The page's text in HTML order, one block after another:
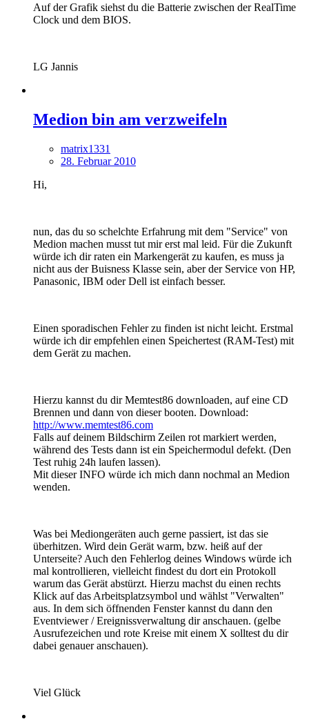
Auf der Grafik siehst du die Batterie zwischen der RealTime
Clock und dem BIOS.
LG Jannis
Medion bin am verzweifeln
matrix1331
28. Februar 2010
Hi,
nun, das du so schelchte Erfahrung mit dem "Service" von
Medion machen musst tut mir erst mal leid. Für die Zukunft
würde ich dir raten ein Markengerät zu kaufen, es muss ja
nicht aus der Buisness Klasse sein, aber der Service von HP,
Panasonic, IBM oder Dell ist einfach besser.
Einen sporadischen Fehler zu finden ist nicht leicht. Erstmal
würde ich dir empfehlen einen Speichertest (RAM-Test) mit
dem Gerät zu machen.
Hierzu kannst du dir Memtest86 downloaden, auf eine CD
Brennen und dann von dieser booten. Download:
http://www.memtest86.com
Falls auf deinem Bildschirm Zeilen rot markiert werden,
während des Tests dann ist ein Speichermodul defekt. (Den
Test ruhig 24h laufen lassen).
Mit dieser INFO würde ich mich dann nochmal an Medion
wenden.
Was bei Mediongeräten auch gerne passiert, ist das sie
überhitzen. Wird dein Gerät warm, bzw. heiß auf der
Unterseite? Auch den Fehlerlog deines Windows würde ich
mal kontrollieren, vielleicht findest du dort ein Protokoll
warum das Gerät abstürzt. Hierzu machst du einen rechts
Klick auf das Arbeitsplatzsymbol und wählst "Verwalten"
aus. In dem sich öffnenden Fenster kannst du dann den
Eventviewer / Ereignissverwaltung dir anschauen. (gelbe
Ausrufezeichen und rote Kreise mit einem X solltest du dir
dabei genauer anschauen).
Viel Glück